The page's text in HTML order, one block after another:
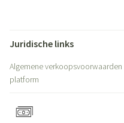
Juridische links
Algemene verkoopsvoorwaarden
platform